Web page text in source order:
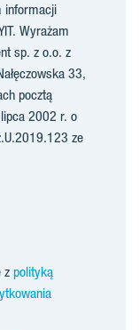
informacji
Wyrażam
sp. z o.o. z
33,
pocztą
2002 r. o
ze
z polityką